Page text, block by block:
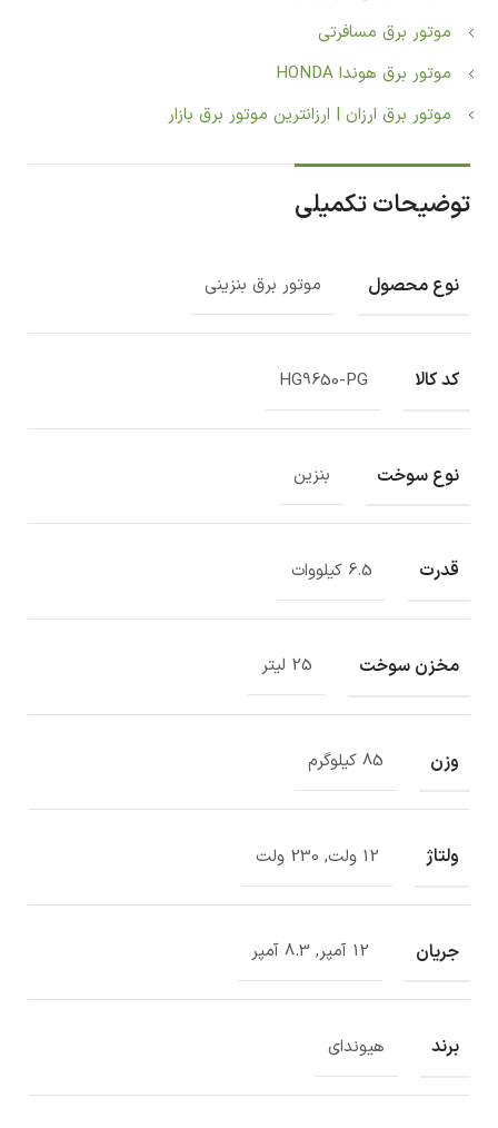
موتور برق مسافرتی
موتور برق هوندا HONDA
موتور برق ارزان | ارزانترین موتور برق بازار
توضیحات تکمیلی
نوع محصول موتور برق بنزینی
کد کالا HG9650-PG
نوع سوخت بنزین
قدرت 6.5 کیلووات
مخزن سوخت 25 لیتر
وزن 85 کیلوگرم
ولتاژ 12 ولت, 230 ولت
جریان 12 آمپر, 8.3 آمپر
برند هیوندای